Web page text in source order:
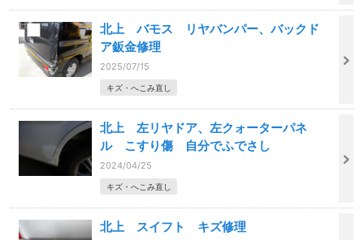
北上 バモス リヤバンパー、バックド
ア鈑金修理
2025/07/15
キズ・へこみ直し
北上 左リヤドア、左クォーターパネ
ル こすり傷 自分でふでさし
2024/04/25
キズ・へこみ直し
北上 スイフト キズ修理